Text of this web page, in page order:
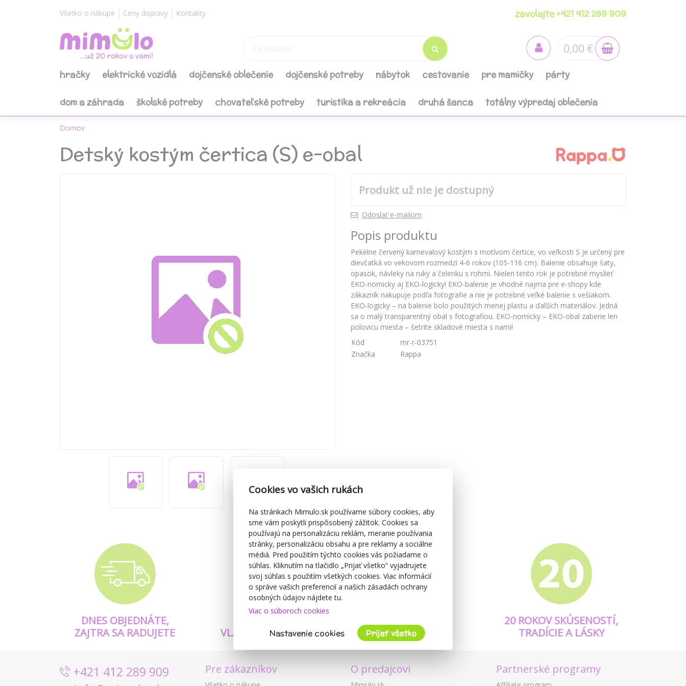
Všetko o nákupe Ceny dopravy Kontakty zavolajte +421 412 289 909
0,00 €
hračky elektrické vozidlá dojčenské oblečenie dojčenské potreby nábytok cestovanie pre mamičky párty
dom a záhrada školské potreby chovateľské potreby turistika a rekreácia druhá šanca totálny výpredaj oblečenia
Domov
Detský kostým čertica (S) e-obal
Produkt už nie je dostupný
Odoslať e-mailom
Popis produktu
Pekelne červený karnevalový kostým s motívom čertice, vo veľkosti S je určený pre
dievčatká vo vekovom rozmedzí 4-6 rokov (105-116 cm). Balenie obsahuje šaty,
opasok, návleky na ruky a čelenku s rohmi. Nielen tento rok je potrebné myslieť
EKO-nomicky aj EKO-logicky! EKO-balenie je vhodné najmä pre e-shopy kde
zákazník nakupuje podľa fotografie a nie je potrebné veľké balenie s vešiakom.
EKO-logicky – na balenie bolo použitých menej plastu a ďalších materiálov. Jedná
sa o malý transparentný obal s fotografiou. EKO-nomicky – EKO-obal zaberie len
polovicu miesta – šetrite skladové miesta s nami!
Kód
mr-r-03751
Značka
Rappa
DNES OBJEDNÁTE,
ZAJTRA SA RADUJETE
VLASTNÉ PRODUKTY
A KVALITA
20 ROKOV SKÚSENOSTÍ,
TRADÍCIE A LÁSKY
+421 412 289 909
Pre zákazníkov O predajcovi Partnerské programy
Cookies vo vašich rukách
Na stránkach Mimulo.sk používame súbory cookies, aby
sme vám poskytli prispôsobený zážitok. Cookies sa
používajú na personalizáciu reklám, meranie používania
stránky, personalizáciu obsahu a pre reklamy a sociálne
médiá. Pred použitím týchto cookies vás požiadame o
súhlas. Kliknutím na tlačidlo „Prijať všetko“ vyjadrujete
svoj súhlas s použitím všetkých cookies. Viac informácií
o správe vašich preferencií a našich zásadách ochrany
osobných údajov nájdete tu.
Viac o súboroch cookies
Nastavenie cookies Prijať všetko